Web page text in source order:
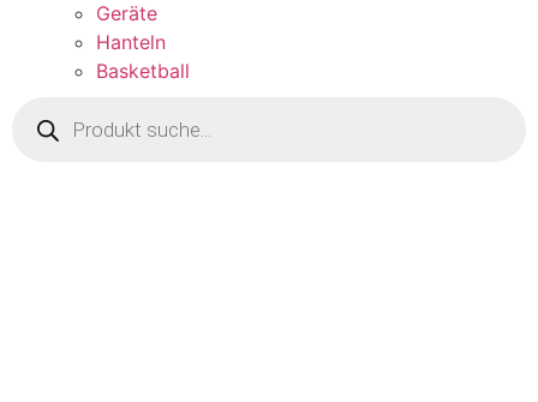
Geräte
Hanteln
Basketball
search